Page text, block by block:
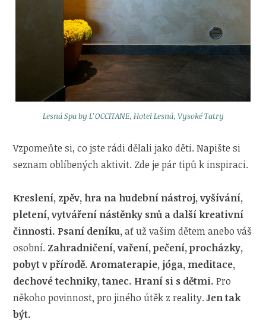
Lesná Spa by L’OCCITANE, Hotel Lesná, Vysoké Tatry
Vzpomeňte si, co jste rádi dělali jako děti. Napište si
seznam oblíbených aktivit. Zde je pár tipů k inspiraci.
Kreslení, zpěv, hra na hudební nástroj, vyšívání,
pletení, vytváření nástěnky snů a další kreativní
činnosti. Psaní deníku,ať už vašim dětem anebo váš
osobní. Zahradničení, vaření, pečení, procházky,
pobyt v přírodě. Aromaterapie, jóga, meditace,
dechové techniky, tanec. Hraní si s dětmi.Pro
někoho povinnost, pro jiného útěk z reality.Jen tak
být.